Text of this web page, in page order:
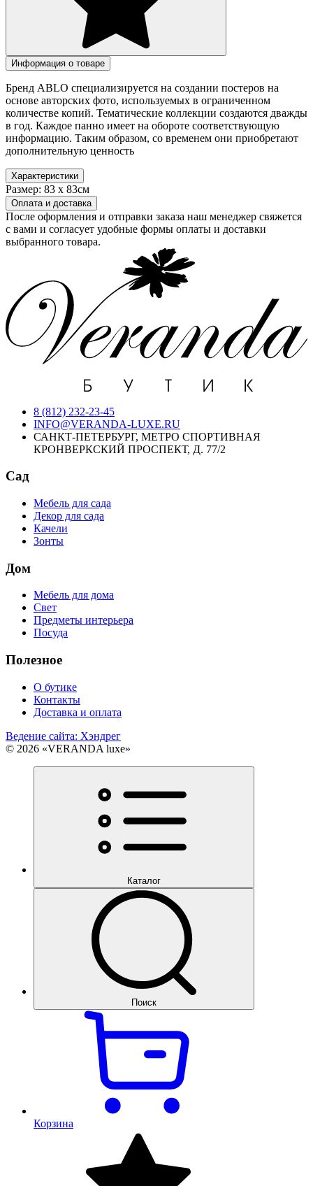
Информация о товаре
Бренд ABLO специализируется на создании постеров на
основе авторских фото, используемых в ограниченном
количестве копий. Тематические коллекции создаются дважды
в год. Каждое панно имеет на обороте соответствующую
информацию. Таким образом, со временем они приобретают
дополнительную ценность
Характеристики
Размер: 83 х 83см
Оплата и доставка
После оформления и отправки заказа наш менеджер свяжется
с вами и согласует удобные формы оплаты и доставки
выбранного товара.
8 (812) 232-23-45
INFO@VERANDA-LUXE.RU
САНКТ-ПЕТЕРБУРГ, МЕТРО СПОРТИВНАЯ
КРОНВЕРКСКИЙ ПРОСПЕКТ, Д. 77/2
Сад
Мебель для сада
Декор для сада
Качели
Зонты
Дом
Мебель для дома
Свет
Предметы интерьера
Посуда
Полезное
О бутике
Контакты
Доставка и оплата
Ведение сайта: Хэндрег
© 2026 «VERANDA luxe»
Каталог
Поиск
Корзина